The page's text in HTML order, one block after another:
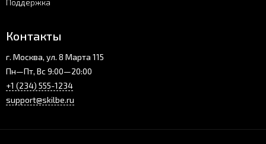
Поддержка
Контакты
г. Москва, ул. 8 Марта 115
Пн—Пт, Вс 9:00—20:00
+1 (234) 555-1234
support@skilbe.ru